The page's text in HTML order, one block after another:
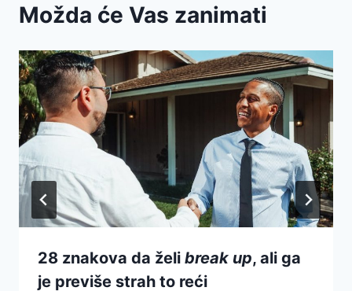
Možda će Vas zanimati
28 znakova da želi break up, ali ga
je previše strah to reći